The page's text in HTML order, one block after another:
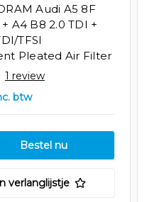
Audi A5 8F
+ A4 B8 2.0 TDI +
TFSI
Pleated Air Filter
1 review
btw
verlanglijstje